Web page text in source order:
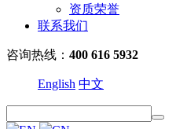
资质荣誉
联系我们
咨询热线： 400 616 5932
English 中文